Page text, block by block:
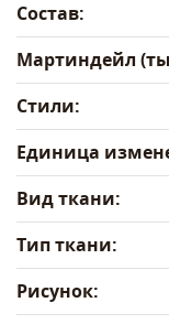
Состав:
Мартиндейл
Стили:
Единица
Вид ткани:
Тип ткани:
Рисунок: